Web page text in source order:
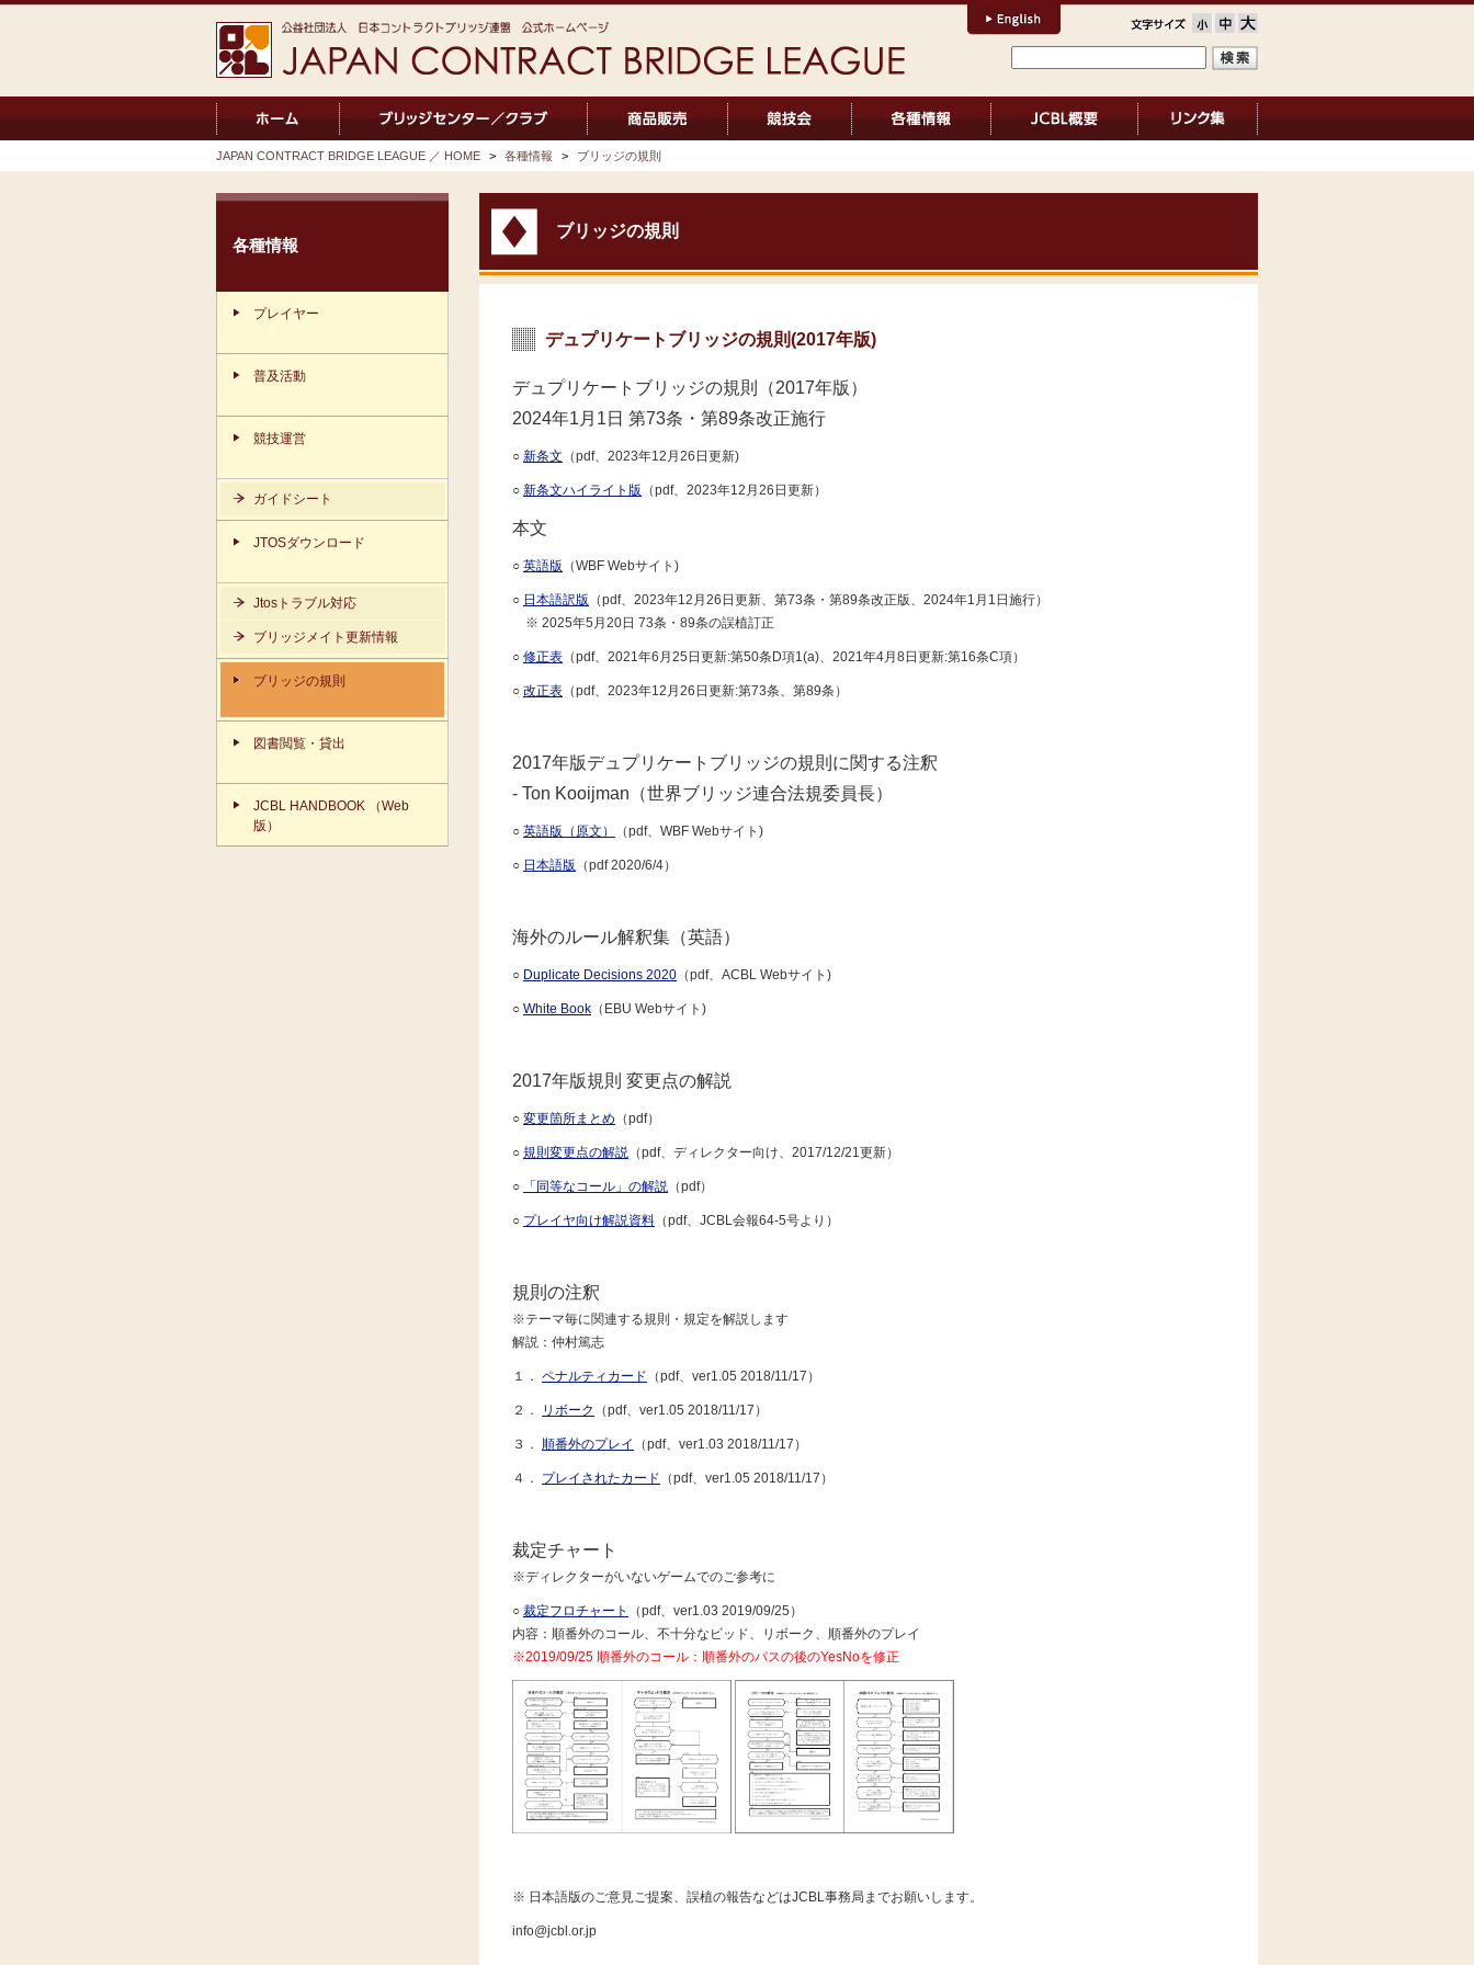
JAPAN CONTRACT BRIDGE LEAGUE ／ HOME > 各種情報 > ブリッジの規則
各種情報
プレイヤー
普及活動
競技運営
ガイドシート
JTOSダウンロード
Jtosトラブル対応
ブリッジメイト更新情報
ブリッジの規則
図書閲覧・貸出
JCBL HANDBOOK （Web
版）
ブリッジの規則
デュプリケートブリッジの規則(2017年版)
デュプリケートブリッジの規則（2017年版）
2024年1月1日 第73条・第89条改正施行
○ 新条文 （pdf、2023年12月26日更新)
○ 新条文ハイライト版 （pdf、2023年12月26日更新）
本文
○ 英語版 （WBF Webサイト)
○ 日本語訳版 （pdf、2023年12月26日更新、第73条・第89条改正版、2024年1月1日施行）
※ 2025年5月20日 73条・89条の誤植訂正
○ 修正表 （pdf、2021年6月25日更新:第50条D項1(a)、2021年4月8日更新:第16条C項）
○ 改正表 （pdf、2023年12月26日更新:第73条、第89条）
2017年版デュプリケートブリッジの規則に関する注釈
- Ton Kooijman（世界ブリッジ連合法規委員長）
○ 英語版（原文） （pdf、WBF Webサイト)
○ 日本語版 （pdf 2020/6/4）
海外のルール解釈集（英語）
○ Duplicate Decisions 2020 （pdf、ACBL Webサイト)
○ White Book （EBU Webサイト)
2017年版規則 変更点の解説
○ 変更箇所まとめ （pdf）
○ 規則変更点の解説 （pdf、ディレクター向け、2017/12/21更新）
○ 「同等なコール」の解説 （pdf）
○ プレイヤ向け解説資料 （pdf、JCBL会報64-5号より）
規則の注釈
※テーマ毎に関連する規則・規定を解説します
解説：仲村篤志
１． ペナルティカード （pdf、ver1.05 2018/11/17）
２． リボーク （pdf、ver1.05 2018/11/17）
３． 順番外のプレイ （pdf、ver1.03 2018/11/17）
４． プレイされたカード （pdf、ver1.05 2018/11/17）
裁定チャート
※ディレクターがいないゲームでのご参考に
○ 裁定フロチャート
（pdf、ver1.03 2019/09/25）
内容：順番外のコール、不十分なビッド、リボーク、順番外のプレイ
※2019/09/25 順番外のコール：順番外のパスの後のYesNoを修正
※ 日本語版のご意見ご提案、誤植の報告などはJCBL事務局までお願いします。
info@jcbl.or.jp